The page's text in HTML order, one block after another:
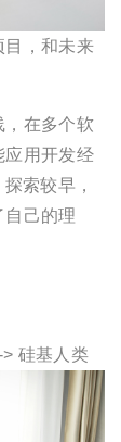
目，和未来
，在多个软
应用开发经
索较早，
自己的理
硅基人类